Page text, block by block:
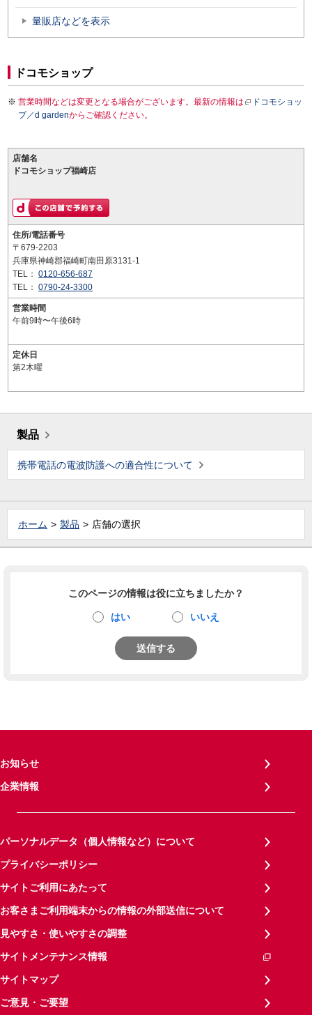
量販店などを表示
ドコモショップ
営業時間などは変更となる場合がございます。最新の情報は
ドコモショッ
プ／d gardenからご確認ください。
店舗名
ドコモショップ福崎店
住所/電話番号
〒679-2203
兵庫県神崎郡福崎町南田原3131-1
TEL： 0120-656-687
TEL： 0790-24-3300
営業時間
午前9時〜午後6時
定休日
第2木曜
製品
携帯電話の電波防護への適合性について
ホーム 製品 店舗の選択
このページの情報は役に立ちましたか？
はい いいえ
送信する
お知らせ
企業情報
パーソナルデータ（個人情報など）について
プライバシーポリシー
サイトご利用にあたって
お客さまご利用端末からの情報の外部送信について
見やすさ・使いやすさの調整
サイトメンテナンス情報
サイトマップ
ご意見・ご要望